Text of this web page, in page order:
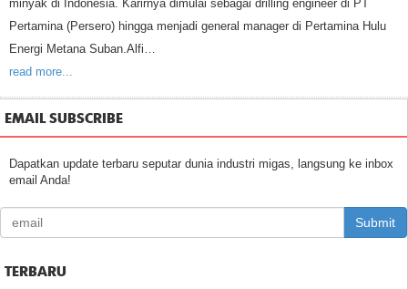
minyak di Indonesia. Karirnya dimulai sebagai drilling engineer di PT
Pertamina (Persero) hingga menjadi general manager di Pertamina Hulu
Energi Metana Suban.Alfi…
read more...
EMAIL SUBSCRIBE
Dapatkan update terbaru seputar dunia industri migas, langsung ke inbox
email Anda!
Submit
TERBARU